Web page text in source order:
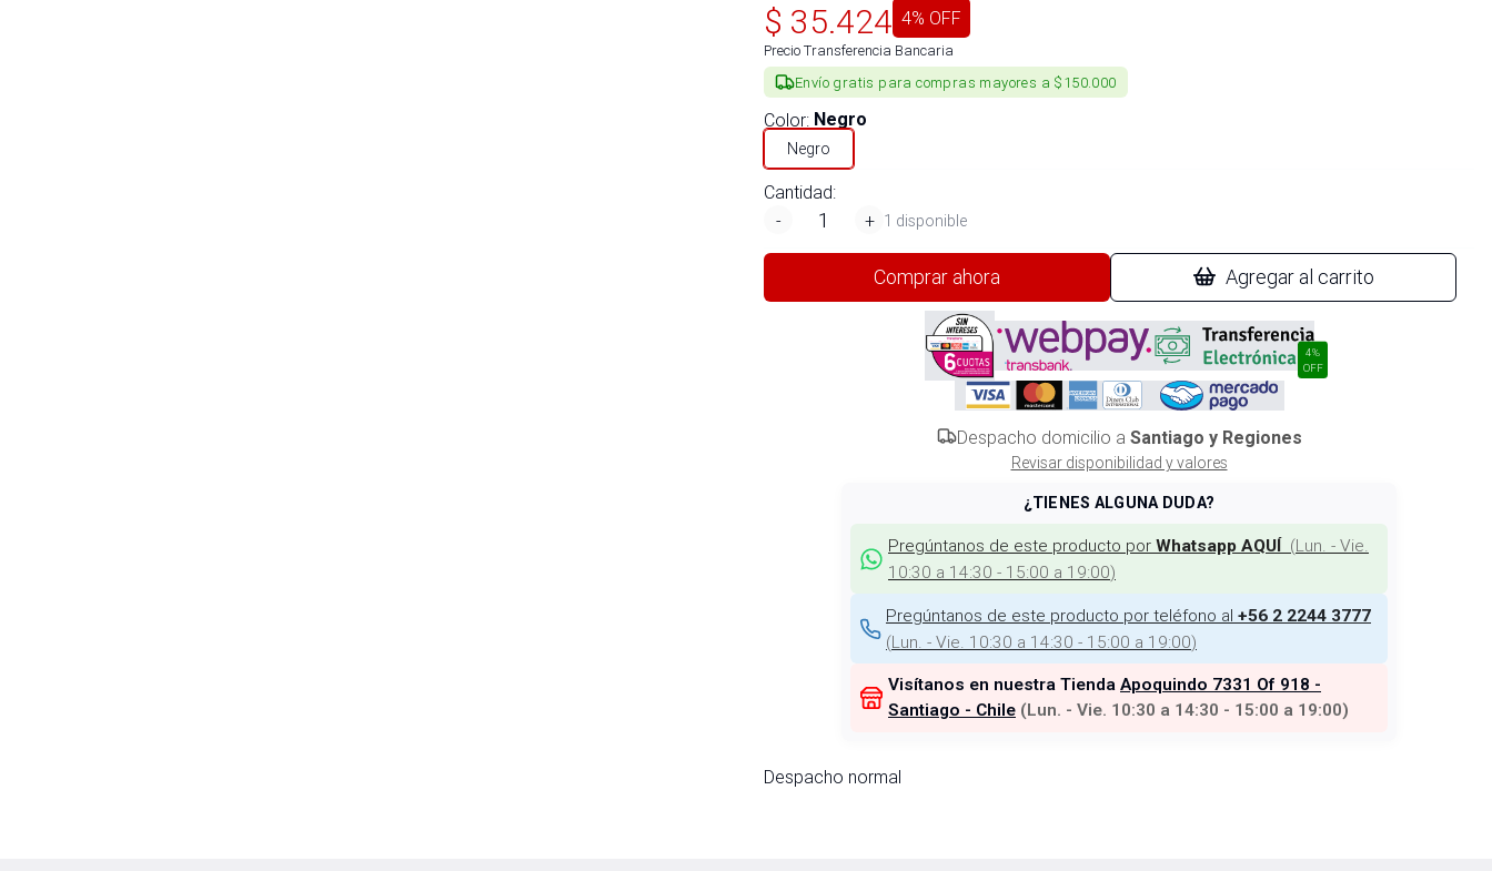
$ 35.424 4% OFF
Precio Transferencia Bancaria
Envío gratis para compras mayores a $150.000
Color: Negro
Negro
Cantidad:
-
+ 1 disponible
Comprar ahora Agregar al carrito
4%
OFF
Despacho domicilio a Santiago y Regiones
Revisar disponibilidad y valores
¿TIENES ALGUNA DUDA?
Pregúntanos de este producto por Whatsapp AQUÍ (Lun. - Vie.
10:30 a 14:30 - 15:00 a 19:00)
Pregúntanos de este producto por teléfono al +56 2 2244 3777
(Lun. - Vie. 10:30 a 14:30 - 15:00 a 19:00)
Visítanos en nuestra Tienda Apoquindo 7331 Of 918 -
Santiago - Chile (Lun. - Vie. 10:30 a 14:30 - 15:00 a 19:00)
Despacho normal